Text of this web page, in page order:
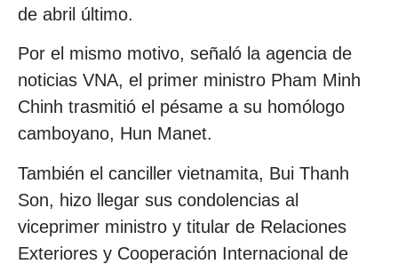
de abril último.
Por el mismo motivo, señaló la agencia de
noticias VNA, el primer ministro Pham Minh
Chinh trasmitió el pésame a su homólogo
camboyano, Hun Manet.
También el canciller vietnamita, Bui Thanh
Son, hizo llegar sus condolencias al
viceprimer ministro y titular de Relaciones
Exteriores y Cooperación Internacional de